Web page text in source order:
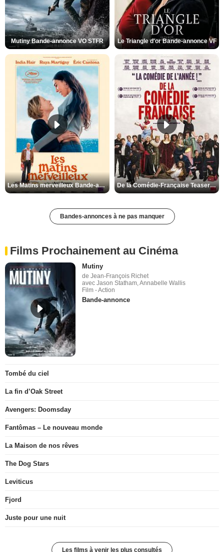
Mutiny Bande-annonce VO STFR Le Triangle d'or Bande-annonce VF
Les Matins merveilleux Bande-annonce VF De la Comédie-Française Teaser VF
Bandes-annonces à ne pas manquer
Films Prochainement au Cinéma
Mutiny
de Jean-François Richet
avec Jason Statham, Annabelle Wallis
Film - Action
Bande-annonce
Tombé du ciel
La fin d’Oak Street
Avengers: Doomsday
Fantômas – Le nouveau monde
La Maison de nos rêves
The Dog Stars
Leviticus
Fjord
Juste pour une nuit
Les films à venir les plus consultés